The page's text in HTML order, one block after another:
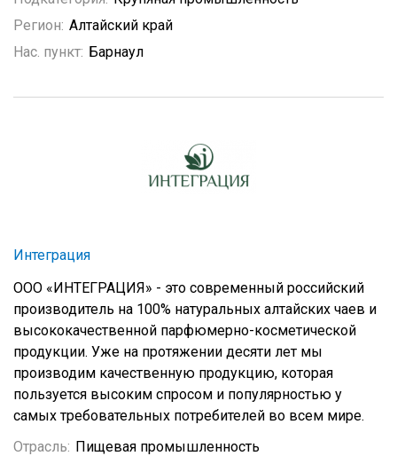
Регион: Алтайский край
Нас. пункт: Барнаул
Интеграция
ООО «ИНТЕГРАЦИЯ» - это современный российский
производитель на 100% натуральных алтайских чаев и
высококачественной парфюмерно-косметической
продукции. Уже на протяжении десяти лет мы
производим качественную продукцию, которая
пользуется высоким спросом и популярностью у
самых требовательных потребителей во всем мире.
Отрасль: Пищевая промышленность